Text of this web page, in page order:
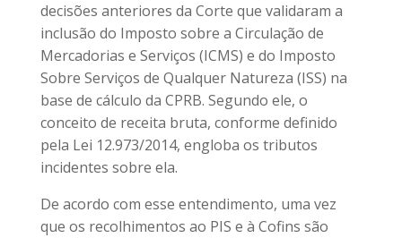
decisões anteriores da Corte que validaram a
inclusão do Imposto sobre a Circulação de
Mercadorias e Serviços (ICMS) e do Imposto
Sobre Serviços de Qualquer Natureza (ISS) na
base de cálculo da CPRB. Segundo ele, o
conceito de receita bruta, conforme definido
pela Lei 12.973/2014, engloba os tributos
incidentes sobre ela.
De acordo com esse entendimento, uma vez
que os recolhimentos ao PIS e à Cofins são